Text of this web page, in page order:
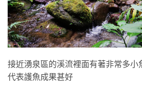
接近湧泉區的溪流裡面有著非常多小
代表護魚成果甚好